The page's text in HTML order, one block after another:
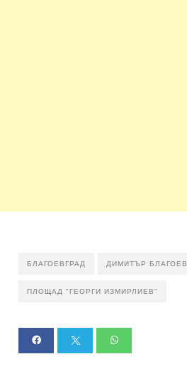
БЛАГОЕВГРАД ДИМИТЪР БЛАГОЕВ
ПЛОЩАД "ГЕОРГИ ИЗМИРЛИЕВ"